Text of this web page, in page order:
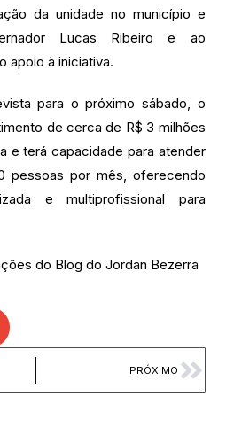
da unidade no município e
Lucas Ribeiro e ao
apoio à iniciativa.
para o próximo sábado, o
de cerca de R$ 3 milhões
e terá capacidade para atender
pessoas por mês, oferecendo
e multiprofissional para
do Blog do Jordan Bezerra
PRÓXIMO